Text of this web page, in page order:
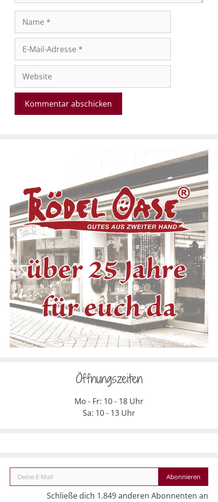
Mail-
Adresse
Website
Öffnungszeiten
Mo - Fr: 10 - 18 Uhr
Sa: 10 - 13 Uhr
Deine E-Mail
Abonnieren
Schließe dich 1.849 anderen Abonnenten an